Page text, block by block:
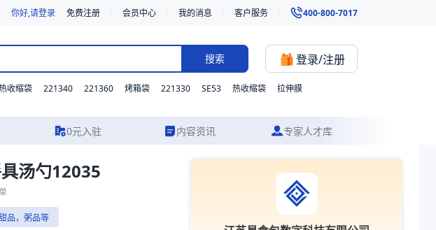
你好,请登录 免费注册 会员中心 我的消息 客户服务 400-800-7017
搜索 登录/注册
收缩袋 221340 221360 烤箱袋 221330 SE53 热收缩袋 拉伸膜
0元入驻 内容资讯 专家人才库
粥品等。我们支持材质、型号与功能的灵活定制，并提供从方案设计到成品交付的一站式食品
汤勺12035
品，粥品等